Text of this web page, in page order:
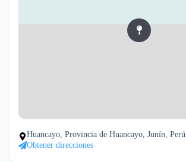
Huancayo, Provincia de Huancayo, Junín, Perú
Obtener direcciones